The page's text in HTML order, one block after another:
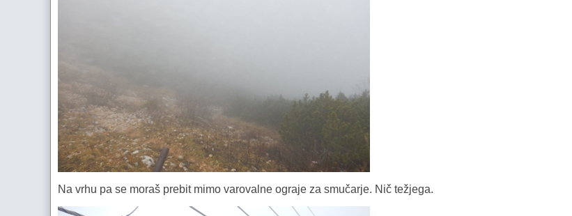
Na vrhu pa se moraš prebit mimo varovalne ograje za smučarje. Nič težjega.